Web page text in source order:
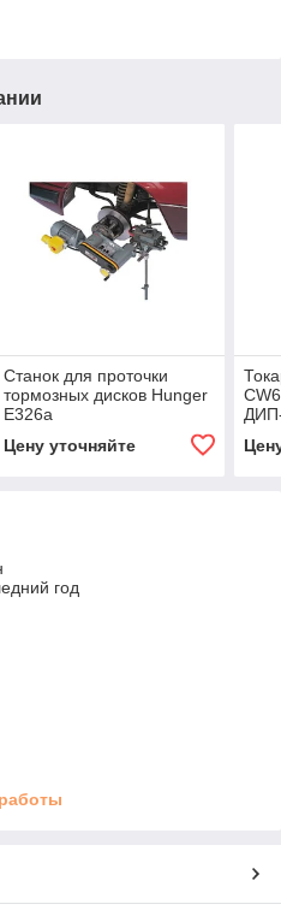
Станок для проточки
тормозных дисков Hunger
E326a
Цену уточняйте
год